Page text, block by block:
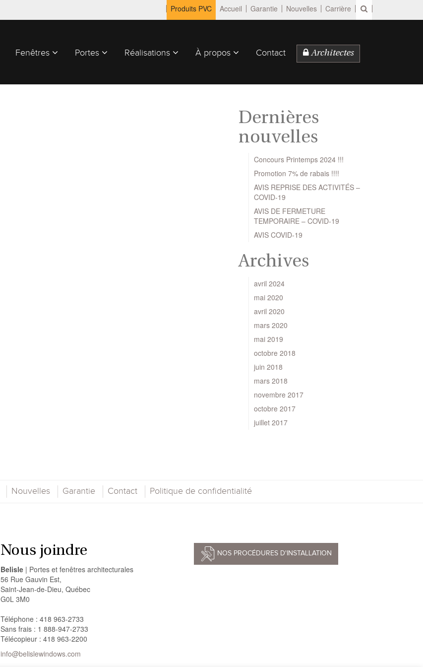
Produits PVC Accueil Garantie Nouvelles Carrière
Fenêtres Portes Réalisations À propos Contact Architectes
Dernières
nouvelles
Concours Printemps 2024 !!!
Promotion 7% de rabais !!!!
AVIS REPRISE DES ACTIVITÉS –
COVID-19
AVIS DE FERMETURE
TEMPORAIRE – COVID-19
AVIS COVID-19
Archives
avril 2024
mai 2020
avril 2020
mars 2020
mai 2019
octobre 2018
juin 2018
mars 2018
novembre 2017
octobre 2017
juillet 2017
Nouvelles Garantie Contact Politique de confidentialité
Nous joindre
Belisle | Portes et fenêtres architecturales
56 Rue Gauvin Est,
Saint-Jean-de-Dieu, Québec
G0L 3M0
Téléphone : 418 963-2733
Sans frais : 1 888-947-2733
Télécopieur : 418 963-2200
info@belislewindows.com
NOS PROCÉDURES D'INSTALLATION